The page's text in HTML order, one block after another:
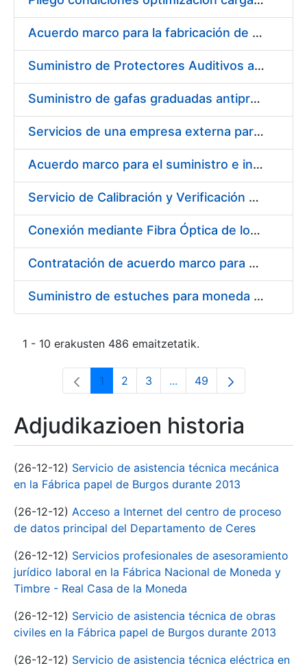
Erakutsi/Ezkutatu
Acuerdo marco para la fabricación de piezas
Suministro de Protectores Auditivos a medida para las personas trabajadoras de los Centros de Trabajo de Madrid y Burgos
Suministro de gafas graduadas antiproyecciones para los trabajadores de la FNMT-RCM en los centros de trabajo de Madrid y Burgos
Servicios de una empresa externa para el asesoramiento y resolución de los recursos de alzada que se presentan relacionados con procesos de selección para la FNMT-RCM
Acuerdo marco para el suministro e instalación de persianas, estores y otros complementos
Servicio de Calibración y Verificación Externa de los Equipos de Medición del Servicio de Prevención de la FNMT-RCM
Conexión mediante Fibra Óptica de los Centros de Proceso de Datos (CPDs) de las sedes de la FNMT-RCM de Burgos y Madrid
Contratación de acuerdo marco para el Suministro de Material de Electricidad para la Fábrica Nacional de Moneda y Timbre-Real Casa de la Moneda en su centro de trabajo de Burgos
Suministro de estuches para moneda de 30 €
1 - 10 erakusten 486 emaitzetatik.
Orrialdea
1 Orrialdea
2 Orrialdea
3 ...Intermediate Pages Use
Orrialdea
49
Adjudikazioen historia
(26-12-12) Servicio de asistencia técnica mecánica
en la Fábrica papel de Burgos durante 2013
(26-12-12) Acceso a Internet del centro de proceso
de datos principal del Departamento de Ceres
(26-12-12) Servicios profesionales de asesoramiento
jurídico laboral en la Fábrica Nacional de Moneda y
Timbre - Real Casa de la Moneda
(26-12-12) Servicio de asistencia técnica de obras
civiles en la Fábrica papel de Burgos durante 2013
(26-12-12) Servicio de asistencia técnica eléctrica en